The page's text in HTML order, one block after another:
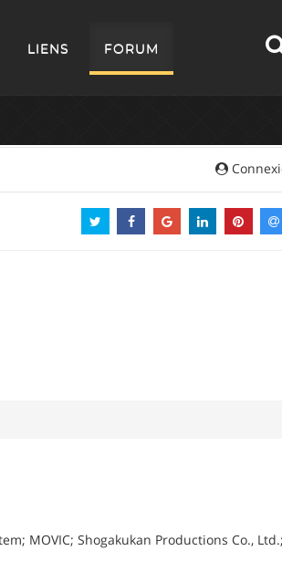
LIENS FORUM
MOVIC; Shogakukan Productions Co., Ltd.;